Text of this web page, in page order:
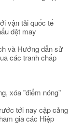
vận tải quốc tế
dệt may
và Hướng dẫn sử
các tranh chấp
xóa "điểm nóng"
tới nay cập cảng
gia các Hiệp